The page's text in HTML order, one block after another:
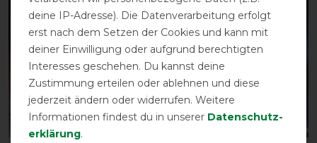
-13%
Bestseller
-13%
deine IP-Adresse). Die Datenverarbeitung erfolgt
erst nach dem Setzen der Cookies und kann mit
deiner Einwilligung oder aufgrund berechtigten
Interesses geschehen. Du kannst deine
Zustimmung erteilen oder ablehnen und diese
jederzeit ändern oder widerrufen. Weitere
Informationen findest du in unserer Daten­schutz­
erklärung.